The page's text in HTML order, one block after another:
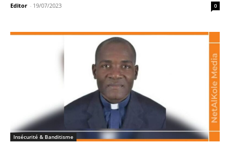
Editor - 19/07/2023 0
Insécurité & Banditisme